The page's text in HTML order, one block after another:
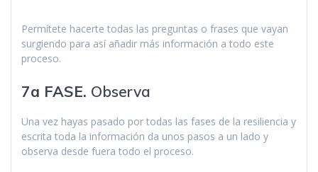
Permítete hacerte todas las preguntas o frases que vayan
surgiendo para así añadir más información a todo este
proceso.
7a FASE. Observa
Una vez hayas pasado por todas las fases de la resiliencia y
escrita toda la información da unos pasos a un lado y
observa desde fuera todo el proceso.